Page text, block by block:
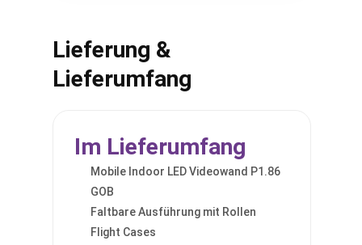
Lieferung &
Lieferumfang
Im Lieferumfang
Mobile Indoor LED Videowand P1.86
GOB
Faltbare Ausführung mit Rollen
Flight Cases